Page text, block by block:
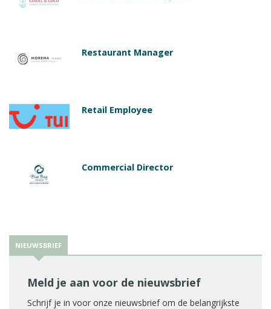
Restaurant Manager
Retail Employee
Commercial Director
NIEUWSBRIEF
Meld je aan voor de nieuwsbrief
Schrijf je in voor onze nieuwsbrief om de belangrijkste